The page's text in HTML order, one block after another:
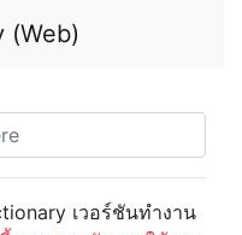
(Web)
เวอร์ชันทำงาน